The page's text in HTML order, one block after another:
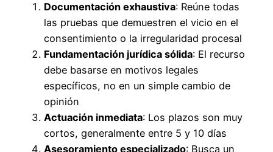
Documentación exhaustiva: Reúne todas
las pruebas que demuestren el vicio en el
consentimiento o la irregularidad procesal
Fundamentación jurídica sólida: El recurso
debe basarse en motivos legales
específicos, no en un simple cambio de
opinión
Actuación inmediata: Los plazos son muy
cortos, generalmente entre 5 y 10 días
Asesoramiento especializado: Busca un